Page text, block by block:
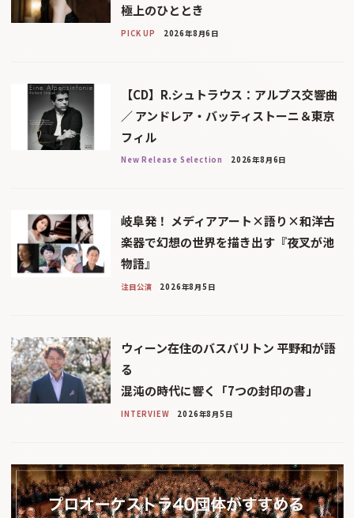
極上のひととき
PICK UP 2026年8月6日
【CD】R.シュトラウス：アルプス交響曲
／ アンドレア・バッティストーニ＆東京
フィル
New Release Selection 2026年8月6日
岐阜発！ メディアアート×語り×和洋古
楽器で幻想の世界を描き出す『夜叉が池
物語』
注目公演 2026年8月5日
ウィーン在住のバスバリトン 平野和が語
る
混沌の時代に響く「7つの封印の書」
INTERVIEW 2026年8月5日